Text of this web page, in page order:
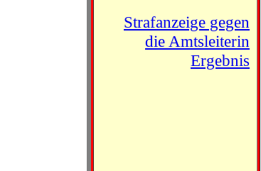
Strafanzeige gegen
die Amtsleiterin
Ergebnis